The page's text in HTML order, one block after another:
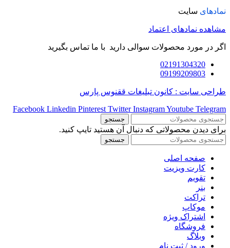
نمادهای سایت
مشاهده نمادهای اعتماد
اگر در مورد محصولات سوالی دارید با ما تماس بگیرید
02191304320
09199209803
طراحی سایت : کانون تبلیغات ققنوس پارس
Facebook Linkedin Pinterest Twitter InstagramYoutube Telegram
جستجو
برای دیدن محصولاتی که دنبال آن هستید تایپ کنید.
جستجو
صفحه اصلی
کارت ویزیت
تقویم
بنر
تراکت
موکاپ
اشتراک ویژه
فروشگاه
وبلاگ
ورود / ثبت نام